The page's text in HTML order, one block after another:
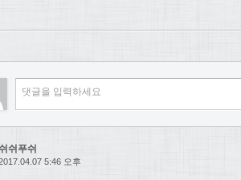
쉬쉬푸쉬
5:46 오후